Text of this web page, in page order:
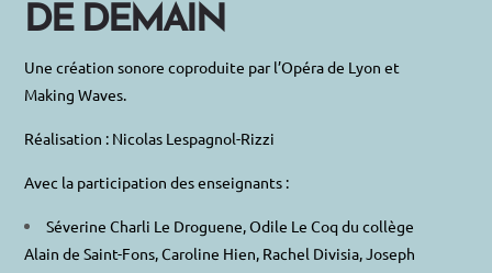
DE DEMAIN
Une création sonore coproduite par l’Opéra de Lyon et
Making Waves.
Réalisation : Nicolas Lespagnol-Rizzi
Avec la participation des enseignants :
Séverine Charli Le Droguene, Odile Le Coq du collège
Alain de Saint-Fons, Caroline Hien, Rachel Divisia, Joseph